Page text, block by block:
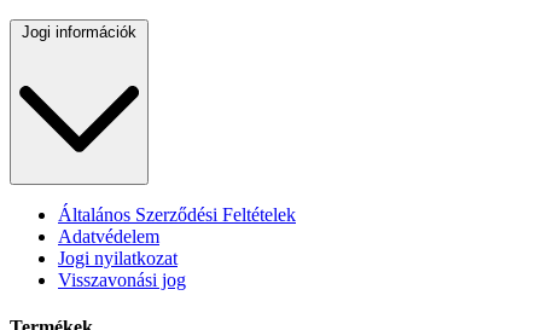
Jogi információk
Általános Szerződési Feltételek
Adatvédelem
Jogi nyilatkozat
Visszavonási jog